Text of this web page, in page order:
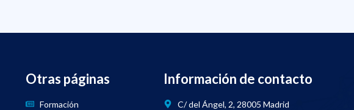
Otras páginas
Formación
Información de contacto
C/ del Ángel, 2, 28005 Madrid